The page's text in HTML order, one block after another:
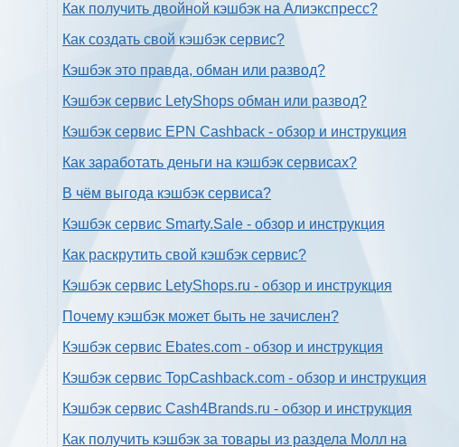
Как получить двойной кэшбэк на Алиэкспресс?
Как создать свой кэшбэк сервис?
Кэшбэк это правда, обман или развод?
Кэшбэк сервис LetyShops обман или развод?
Кэшбэк сервис EPN Cashback - обзор и инструкция
Как заработать деньги на кэшбэк сервисах?
В чём выгода кэшбэк сервиса?
Кэшбэк сервис Smarty.Sale - обзор и инструкция
Как раскрутить свой кэшбэк сервис?
Кэшбэк сервис LetyShops.ru - обзор и инструкция
Почему кэшбэк может быть не зачислен?
Кэшбэк сервис Ebates.com - обзор и инструкция
Кэшбэк сервис TopCashback.com - обзор и инструкция
Кэшбэк сервис Cash4Brands.ru - обзор и инструкция
Как получить кэшбэк за товары из раздела Молл на